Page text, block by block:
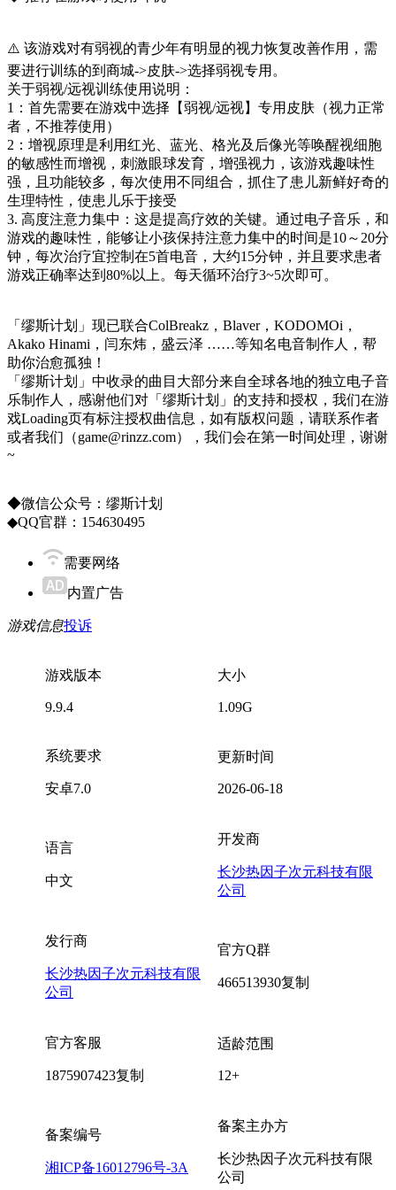
⚠️ 该游戏对有弱视的青少年有明显的视力恢复改善作用，需
要进行训练的到商城->皮肤->选择弱视专用。
关于弱视/远视训练使用说明：
1：首先需要在游戏中选择【弱视/远视】专用皮肤（视力正常
者，不推荐使用）
2：增视原理是利用红光、蓝光、格光及后像光等唤醒视细胞
的敏感性而增视，刺激眼球发育，增强视力，该游戏趣味性
强，且功能较多，每次使用不同组合，抓住了患儿新鲜好奇的
生理特性，使患儿乐于接受
3. 高度注意力集中：这是提高疗效的关键。通过电子音乐，和
游戏的趣味性，能够让小孩保持注意力集中的时间是10～20分
钟，每次治疗宜控制在5首电音，大约15分钟，并且要求患者
游戏正确率达到80%以上。每天循环治疗3~5次即可。
「缪斯计划」现已联合ColBreakz，Blaver，KODOMOi，
Akako Hinami，闫东炜，盛云泽 ……等知名电音制作人，帮
助你治愈孤独！
「缪斯计划」中收录的曲目大部分来自全球各地的独立电子音
乐制作人，感谢他们对「缪斯计划」的支持和授权，我们在游
戏Loading页有标注授权曲信息，如有版权问题，请联系作者
或者我们（game@rinzz.com），我们会在第一时间处理，谢谢
~
◆微信公众号：缪斯计划
◆QQ官群：154630495
需要网络
内置广告
游戏信息投诉
游戏版本
9.9.4
大小
1.09G
系统要求
安卓7.0
更新时间
2026-06-18
语言
中文
开发商
长沙热因子次元科技有限
公司
发行商
长沙热因子次元科技有限
公司
官方Q群
466513930复制
官方客服
1875907423复制
适龄范围
12+
备案编号
湘ICP备16012796号-3A
备案主办方
长沙热因子次元科技有限
公司